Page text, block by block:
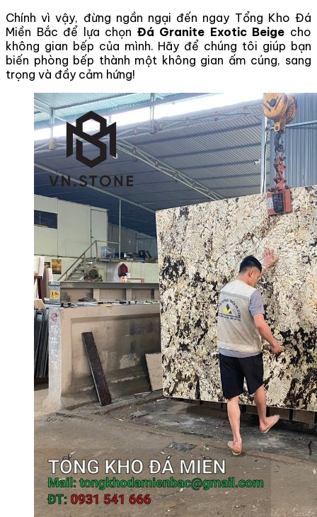
Chính vì vậy, đừng ngần ngại đến ngay Tổng Kho Đá
Miền Bắc để lựa chọn Đá Granite Exotic Beige cho
không gian bếp của mình. Hãy để chúng tôi giúp bạn
biến phòng bếp thành một không gian ấm cúng, sang
trọng và đầy cảm hứng!